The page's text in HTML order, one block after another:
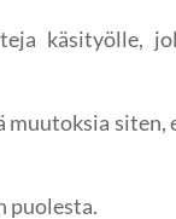
käsityölle,
puolesta.